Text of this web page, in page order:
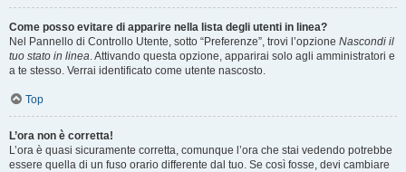
Come posso evitare di apparire nella lista degli utenti in linea?
Nel Pannello di Controllo Utente, sotto “Preferenze”, trovi l’opzione Nascondi il
tuo stato in linea. Attivando questa opzione, apparirai solo agli amministratori e
a te stesso. Verrai identificato come utente nascosto.
Top
L’ora non è corretta!
L’ora è quasi sicuramente corretta, comunque l’ora che stai vedendo potrebbe
essere quella di un fuso orario differente dal tuo. Se così fosse, devi cambiare